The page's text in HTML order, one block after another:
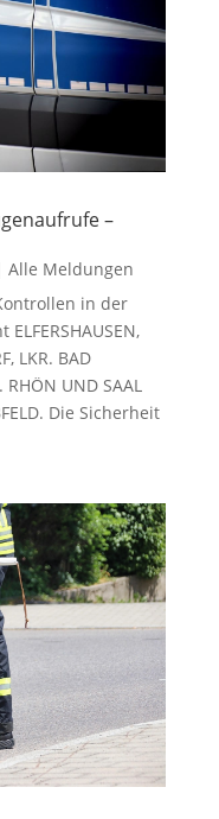
–
Alle Meldungen
in der
LKR. BAD
RHÖN UND SAAL
Die Sicherheit